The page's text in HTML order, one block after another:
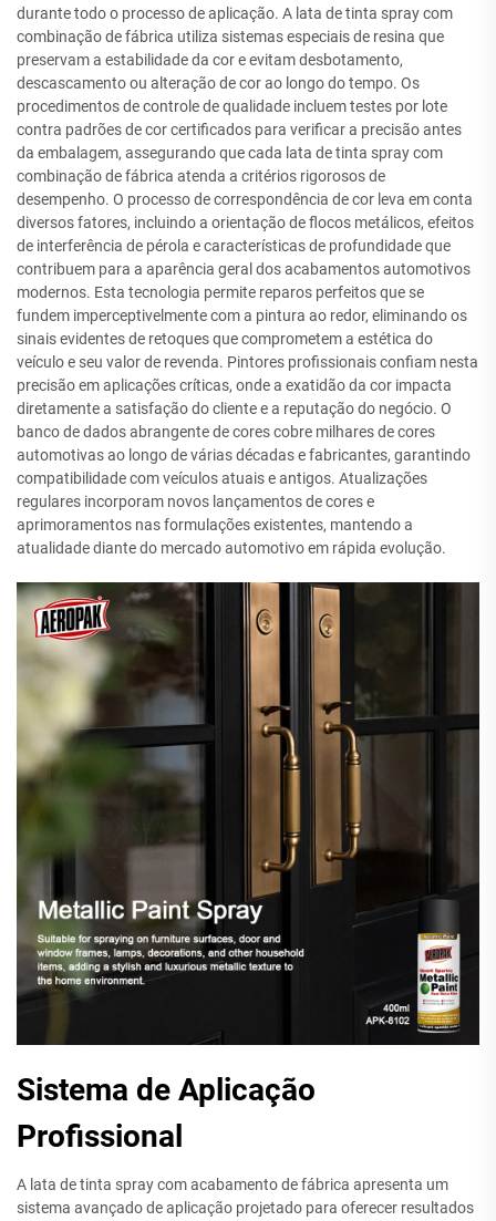
durante todo o processo de aplicação. A lata de tinta spray com
combinação de fábrica utiliza sistemas especiais de resina que
preservam a estabilidade da cor e evitam desbotamento,
descascamento ou alteração de cor ao longo do tempo. Os
procedimentos de controle de qualidade incluem testes por lote
contra padrões de cor certificados para verificar a precisão antes
da embalagem, assegurando que cada lata de tinta spray com
combinação de fábrica atenda a critérios rigorosos de
desempenho. O processo de correspondência de cor leva em conta
diversos fatores, incluindo a orientação de flocos metálicos, efeitos
de interferência de pérola e características de profundidade que
contribuem para a aparência geral dos acabamentos automotivos
modernos. Esta tecnologia permite reparos perfeitos que se
fundem imperceptivelmente com a pintura ao redor, eliminando os
sinais evidentes de retoques que comprometem a estética do
veículo e seu valor de revenda. Pintores profissionais confiam nesta
precisão em aplicações críticas, onde a exatidão da cor impacta
diretamente a satisfação do cliente e a reputação do negócio. O
banco de dados abrangente de cores cobre milhares de cores
automotivas ao longo de várias décadas e fabricantes, garantindo
compatibilidade com veículos atuais e antigos. Atualizações
regulares incorporam novos lançamentos de cores e
aprimoramentos nas formulações existentes, mantendo a
atualidade diante do mercado automotivo em rápida evolução.
Sistema de Aplicação
Profissional
A lata de tinta spray com acabamento de fábrica apresenta um
sistema avançado de aplicação projetado para oferecer resultados